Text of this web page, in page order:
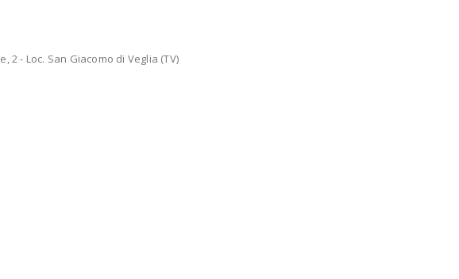
2 - Loc. San Giacomo di Veglia (TV)